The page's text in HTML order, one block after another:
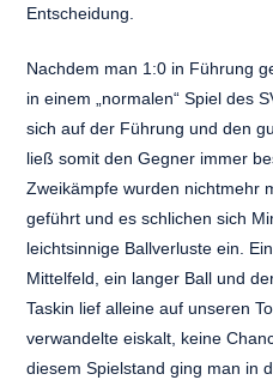
Entscheidung.
Nachdem man 1:0 in Führung
in einem „normalen“ Spiel des
sich auf der Führung und den
ließ somit den Gegner immer
Zweikämpfe wurden nichtmehr
geführt und es schlichen sich
leichtsinnige Ballverluste ein.
Mittelfeld, ein langer Ball und
Taskin lief alleine auf unseren
verwandelte eiskalt, keine
diesem Spielstand ging man in